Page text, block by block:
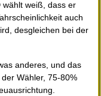
wählt weiß, dass er
auch
desgleichen bei der
anderes, und das
Wähler, 75-80%